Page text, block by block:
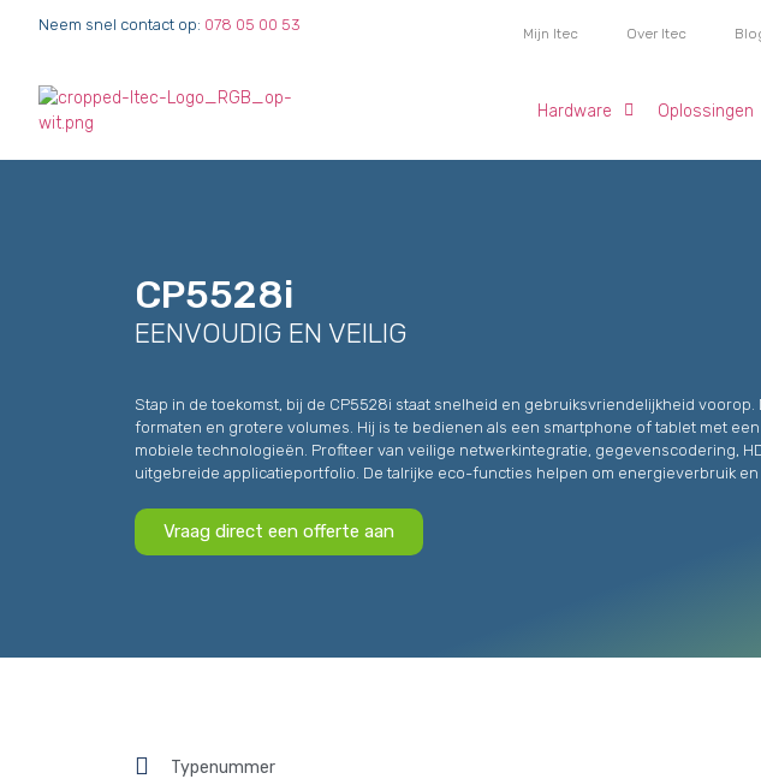
Neem snel contact op: 078 05 00 53 Mijn Itec Over Itec
Hardware Oplossingen
CP5528i
EENVOUDIG EN VEILIG
Stap in de toekomst, bij de CP5528i staat snelheid en gebruiksvriendelijkheid
formaten en grotere volumes. Hij is te bedienen als een smartphone of tablet met
mobiele technologieën. Profiteer van veilige netwerkintegratie, gegevenscodering,
uitgebreide applicatieportfolio. De talrijke eco-functies helpen om energieverbruik
Vraag direct een offerte aan
Typenummer